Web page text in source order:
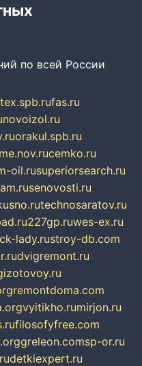
по всей России
fas.ru
novoizol.ru
orakul.spb.ru
cemko.ru
oil.rusuperiorsearch.ru
senovosti.ru
technosaratov.ru
227gp.ruwes-ex.ru
lady.rustroy-db.com
dvigremont.ru
remontdoma.com
vyitikho.rumirjon.ru
filosofyfree.com
greleon.comsp-or.ru
detkiexpert.ru